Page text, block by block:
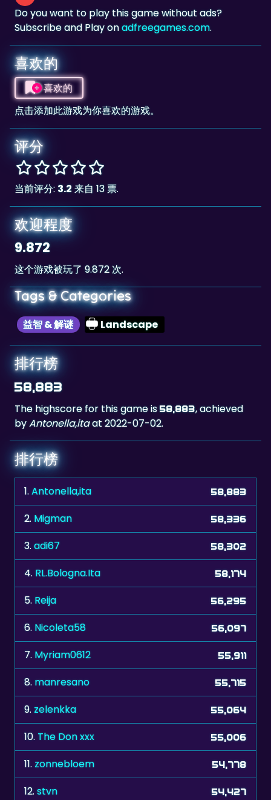
喜欢的
喜欢的
点击添加此游戏为你喜欢的游戏。
评分
当前评分: 3.2 来自 13 票.
欢迎程度
9.872
这个游戏被玩了 9.872 次.
Tags & Categories
益智 & 解谜 Landscape
排行榜
58,883
The highscore for this game is
byAntonella,ita
排行榜
1.Antonella,ita
2.Migman 58,336
3. adi67 58,302
4.RL.Bologna.Ita 58,174
5. Reija 56,295
6. Nicoleta58 56,097
7. Myriam0612 55,911
8. manresano 55,715
9. zelenkka 55,064
10.The Don xxx 55,006
11. zonnebloem 54,778
12.stvn 54,427
13. baimorales 54,330